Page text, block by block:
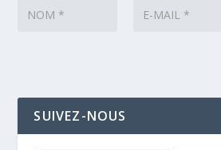
SUIVEZ-NOUS